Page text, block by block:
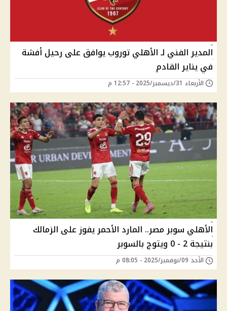
المدير الفني لـ الأهلي توروب يوافق على رحيل أفشة
في يناير القادم
الأربعاء 31/ديسمبر/2025 - 12:57 م
الأهلي سوبر مصر.. المارد الأحمر يفوز على الزمالك
بنتيجة 2 - 0 ويتوج بالسوبر
الأحد 09/نوفمبر/2025 - 08:05 م